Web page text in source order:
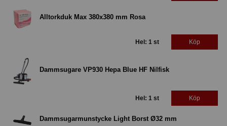
Alltorkduk Max 380x380 mm Rosa
Hel: 1 st Köp
Dammsugare VP930 Hepa Blue HF Nilfisk
Hel: 1 st Köp
Dammsugarmunstycke Light Borst Ø32 mm